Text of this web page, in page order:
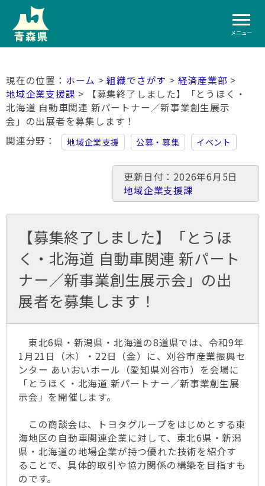
メニュー
ホーム >組織でさがす > 経済産業部 >
地域企業支援課 > 【募集終了しました】「とうほく・
北海道 自動車関連 新パートナー／新事業創生展示
会」の­出展者を募­集します！
関連分野
地域企業支援 公募・募集 イベント
更新日付：2026年6月5日
地域企業支援課
【募集終了しました】「とうほ
く・北海道 自動車関連 新パート
ナー／新事業創生展示会」の­出
展者を募­集します！
東北6県・新潟県・北海道の8道県では、令和9年
1月21日（木）・22日（金）に、刈谷市産業振興セ
ンター あいおいホール（愛知県刈谷市）を会場に
「とうほく・北海道 新パートナー／新事業創生展
示会」を開催します。
この商談会は、トヨタグループをはじめとする東
海地区の自動車関連企業に対して、東北6県・新潟
県・北海道の地場企業が持つ優れた技術を紹介す
ることで、具体的取引や協力関係の構築を目指すも
のです。